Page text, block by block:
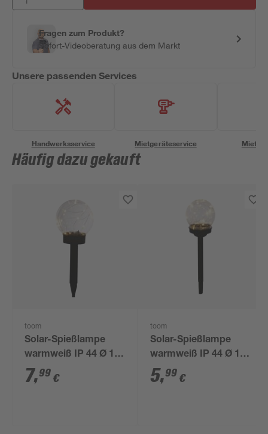
Fragen zum Produkt?
Sofort-Videoberatung aus dem Markt
Unsere passenden Services
Handwerksservice Mietgeräteservice
Häufig dazu gekauft
toom
Solar-Spießlampe
warmweiß IP 44 Ø 15
x 44 cm
7,99 €
toom
Solar-Spießlampe
warmweiß IP 44 Ø 10
x 39 cm
5,99 €